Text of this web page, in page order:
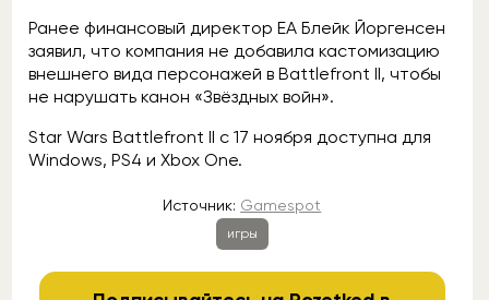
Ранее финансовый директор EA Блейк Йоргенсен
заявил, что компания не добавила кастомизацию
внешнего вида персонажей в Battlefront II, чтобы
не нарушать канон «Звёздных войн».
Star Wars Battlefront II с 17 ноября доступна для
Windows, PS4 и Xbox One.
Источник: Gamespot
игры